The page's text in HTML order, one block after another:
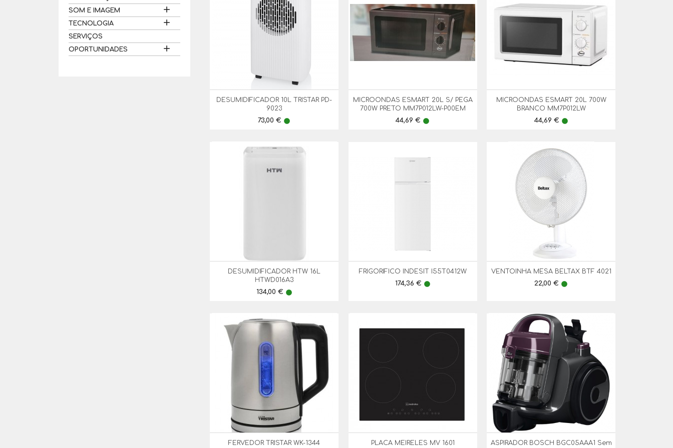
SOM E IMAGEM 
TECNOLOGIA 
SERVIÇOS
OPORTUNIDADES

DESUMIDIFICADOR 10L TRISTAR PD-
9023
Preço
73,00 € lens
 Vista Rápida
MICROONDAS ESMART 20L S/ PEGA
700W PRETO MM7P012LW-P00EM
Preço
44,69 € lens
Vista Rápida
MICROONDAS ESMART 20L 700W
BRANCO MM7P012LW
Preço
44,69 € lens
Vista Rápida
DESUMIDIFICADOR HTW 16L
HTWD016A3
Preço
134,00 € lens
Vista Rápida
FRIGORIFICO INDESIT I55T0412W
Preço
174,36 € lens
Vista Rápida
VENTOINHA MESA BELTAX BTF 4021
Preço
22,00 € lens
 Vista Rápida
FERVEDOR TRISTAR WK-1344
PLACA MEIRELES MV 1601
ASPIRADOR BOSCH BGC05AAA1 Sem